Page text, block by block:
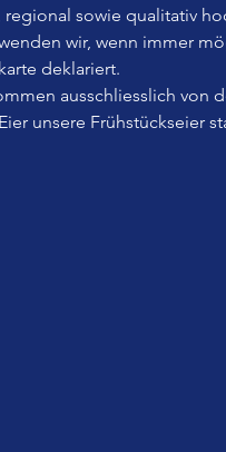
regional sowie qualitativ
wir, wenn immer
deklariert.
ausschliesslich von
unsere Frühstückseier